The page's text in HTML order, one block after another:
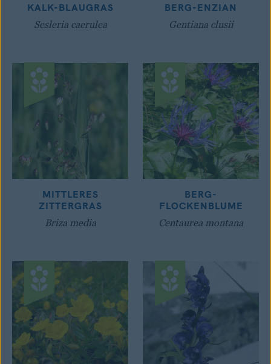
KALK-BLAUGRAS
Sesleria caerulea
BERG-ENZIAN
Gentiana clusii
MITTLERES
ZITTERGRAS
Briza media
BERG-
FLOCKENBLUME
Centaurea montana